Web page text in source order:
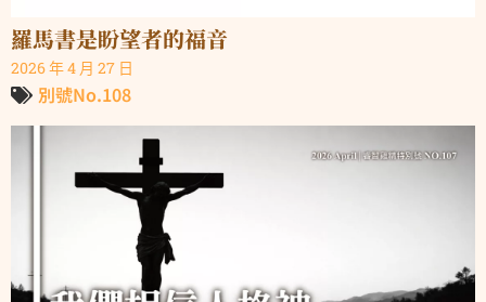
羅馬書是盼望者的福音
2026 年 4 月 27 日
別號No.108